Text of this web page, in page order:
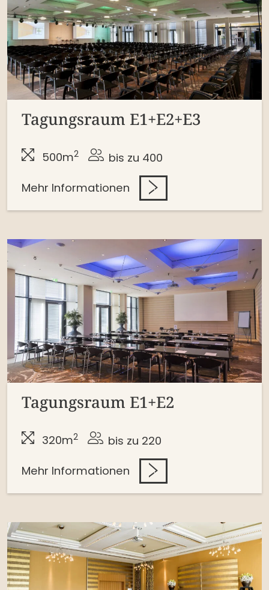
Tagungsraum E1+E2+E3
500m2 bis zu 400
Mehr Informationen
Tagungsraum E1+E2
320m2 bis zu 220
Mehr Informationen